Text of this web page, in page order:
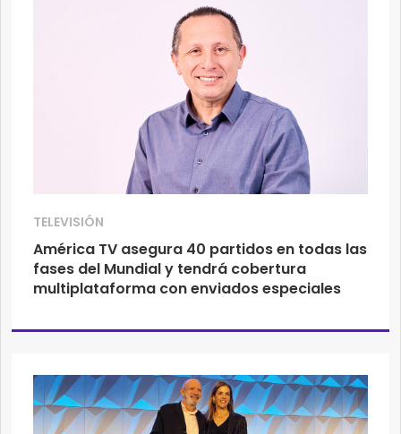
TELEVISIÓN
América TV asegura 40 partidos en todas las
fases del Mundial y tendrá cobertura
multiplataforma con enviados especiales